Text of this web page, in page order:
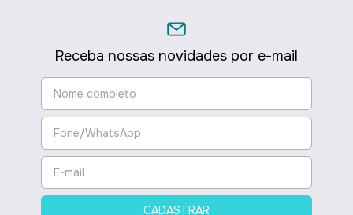
Receba nossas novidades por e-mail